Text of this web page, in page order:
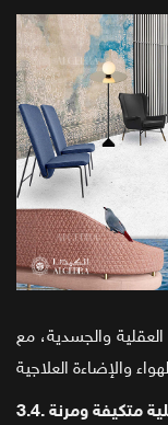
والجسدية، مع
متكيفة ومرنة